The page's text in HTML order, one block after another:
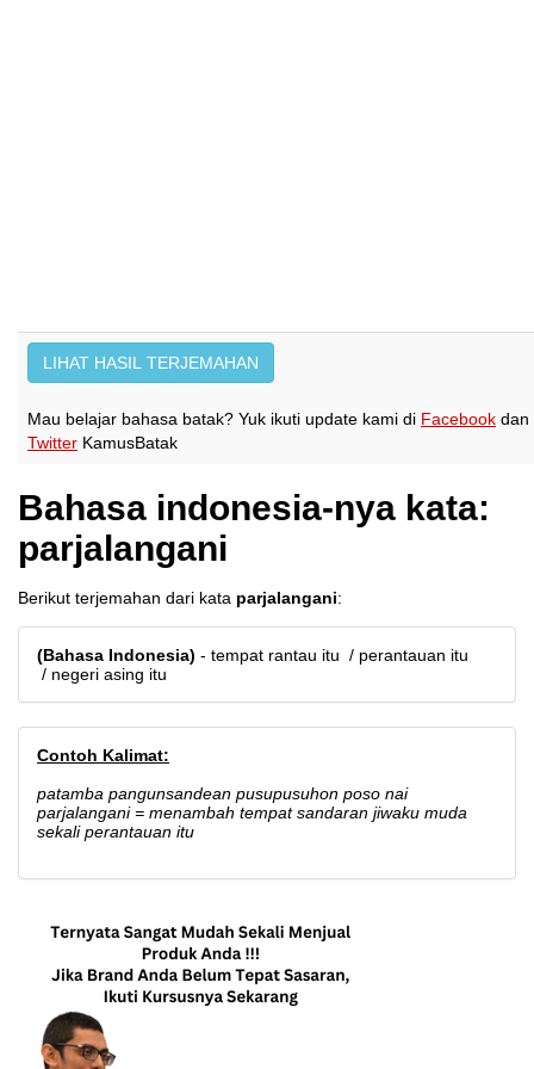
Mau belajar bahasa batak? Yuk ikuti update kami di Facebook dan
Twitter KamusBatak
Bahasa indonesia-nya kata:
parjalangani
Berikut terjemahan dari kata parjalangani:
(Bahasa Indonesia) - tempat rantau itu / perantauan itu
/ negeri asing itu
Contoh Kalimat:
patamba pangunsandean pusupusuhon poso nai
parjalangani = menambah tempat sandaran jiwaku muda
sekali perantauan itu